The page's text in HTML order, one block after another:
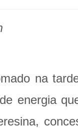
na
energia